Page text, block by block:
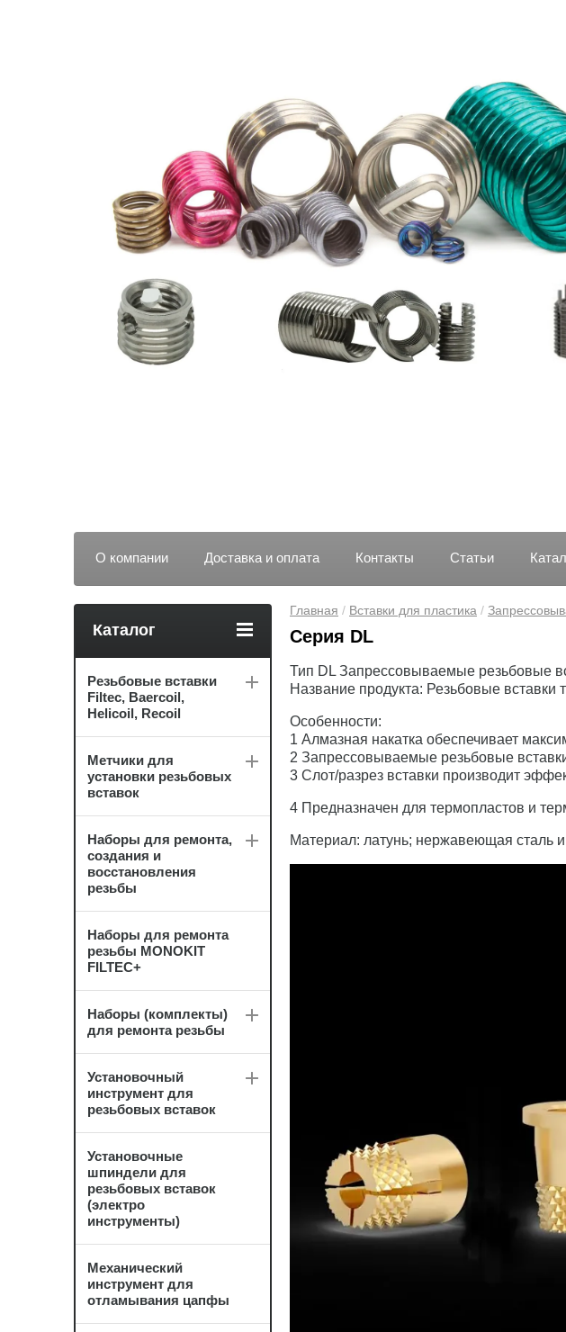
О компании Доставка и оплата Контакты Статьи
Главная / Вставки для пластика /
Серия DL
Тип DL Запрессовываемые резьбовые
Название продукта: Резьбовые вставки
Особенности:
1 Алмазная накатка обеспечивает
2 Запрессовываемые резьбовые
3 Cлот/разрез вставки производит
4 Предназначен для термопластов и
Материал: латунь; нержавеющая сталь
Каталог
Резьбовые вставки
Filtec, Baercoil,
Helicoil, Recoil
Метчики для
установки резьбовых
вставок
Наборы для ремонта,
создания и
восстановления
резьбы
Наборы для ремонта
резьбы MONOKIT
FILTEC+
Наборы (комплекты)
для ремонта резьбы
Установочный
инструмент для
резьбовых вставок
Установочные
шпиндели для
резьбовых вставок
(электро
инструменты)
Механический
инструмент для
отламывания цапфы